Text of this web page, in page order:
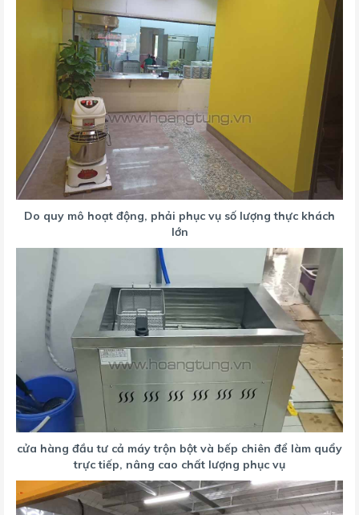
Do quy mô hoạt động, phải phục vụ số lượng thực khách
lớn
cửa hàng đầu tư cả máy trộn bột và bếp chiên để làm quẩy
trực tiếp, nâng cao chất lượng phục vụ